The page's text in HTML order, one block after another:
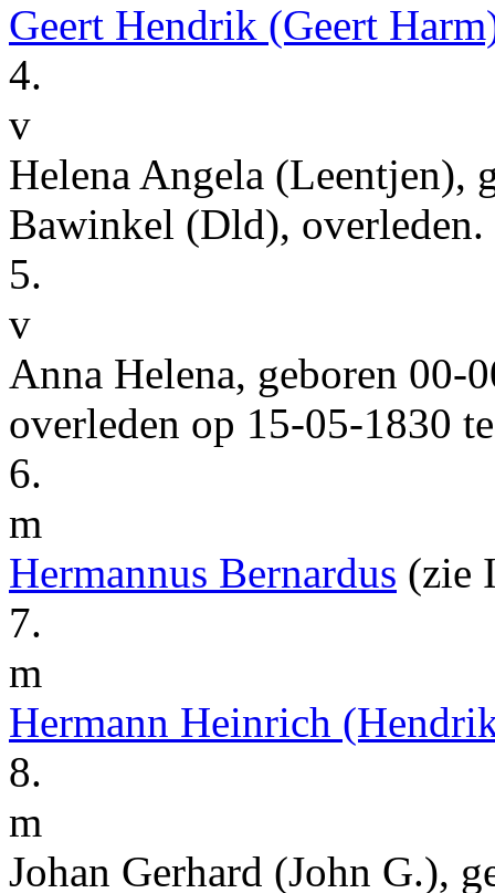
Geert Hendrik (Geert
4.
v
Helena Angela (Leentjen),
Bawinkel (Dld), overleden.
5.
v
Anna Helena, geboren
overleden op 15‑05‑1830
6.
m
Hermannus Bernardus (zie
7.
m
Hermann Heinrich
8.
m
Johan Gerhard (John G.),